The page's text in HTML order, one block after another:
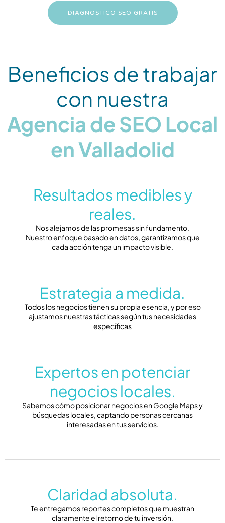
DIAGNOSTICO SEO GRATIS
Beneficios de trabajar
con nuestra
Agencia de SEO Local
en Valladolid
Resultados medibles y
reales.
Nos alejamos de las promesas sin fundamento.
Nuestro enfoque basado en datos, garantizamos que
cada acción tenga un impacto visible.
Estrategia a medida.
Todos los negocios tienen su propia esencia, y por eso
ajustamos nuestras tácticas según tus necesidades
específicas
Expertos en potenciar
negocios locales.
Sabemos cómo posicionar negocios en Google Maps y
búsquedas locales, captando personas cercanas
interesadas en tus servicios.
Claridad absoluta.
Te entregamos reportes completos que muestran
claramente el retorno de tu inversión.